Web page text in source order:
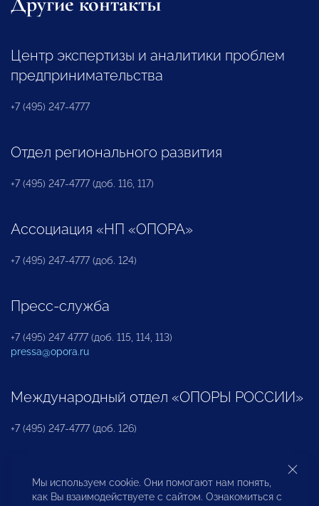
Центр экспертизы и аналитики проблем
предпринимательства
+7 (495) 247-4777
Отдел регионального развития
+7 (495) 247-4777 (доб. 116, 117)
Ассоциация «НП «ОПОРА»
+7 (495) 247-4777 (доб. 124)
Пресс-служба
+7 (495) 247 4777 (доб. 115, 114, 113)
pressa@opora.ru
Международный отдел «ОПОРЫ РОССИИ»
+7 (495) 247-4777 (доб. 126)
Бюро по защите прав предпринимателей и
инвесторов
Мы используем cookie. Они помогают нам понять,
как Вы взаимодействуете с сайтом. Ознакомиться с